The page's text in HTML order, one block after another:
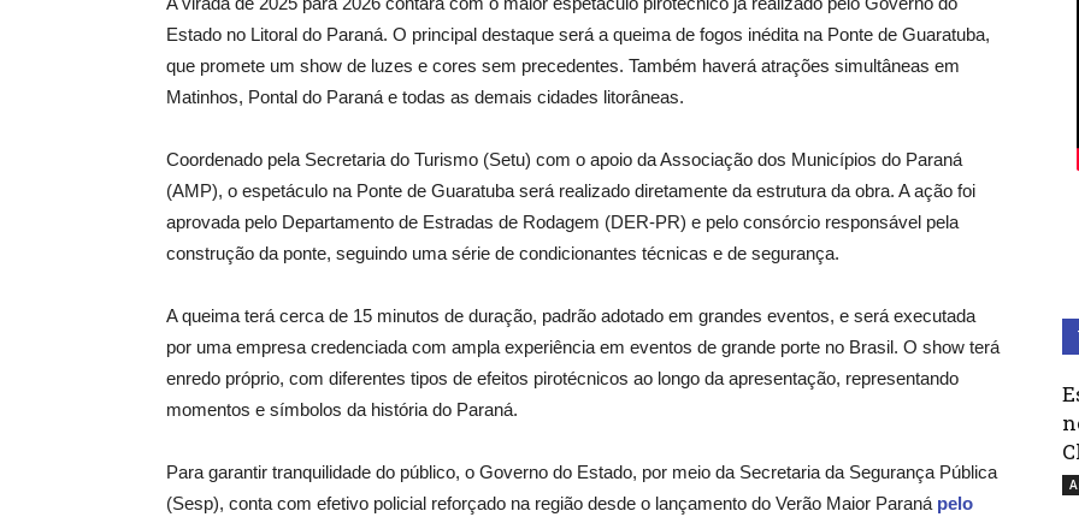
Estado no Litoral do Paraná. O principal destaque será a queima de fogos inédita na Ponte de Guaratuba,
que promete um show de luzes e cores sem precedentes. Também haverá atrações simultâneas em
Matinhos, Pontal do Paraná e todas as demais cidades litorâneas.
Coordenado pela Secretaria do Turismo (Setu) com o apoio da Associação dos Municípios do Paraná
(AMP), o espetáculo na Ponte de Guaratuba será realizado diretamente da estrutura da obra. A ação foi
aprovada pelo Departamento de Estradas de Rodagem (DER-PR) e pelo consórcio responsável pela
construção da ponte, seguindo uma série de condicionantes técnicas e de segurança.
A queima terá cerca de 15 minutos de duração, padrão adotado em grandes eventos, e será executada
por uma empresa credenciada com ampla experiência em eventos de grande porte no Brasil. O show terá
enredo próprio, com diferentes tipos de efeitos pirotécnicos ao longo da apresentação, representando
momentos e símbolos da história do Paraná.
Para garantir tranquilidade do público, o Governo do Estado, por meio da Secretaria da Segurança Pública
(Sesp), conta com efetivo policial reforçado na região desde o lançamento do Verão Maior Paraná pelo